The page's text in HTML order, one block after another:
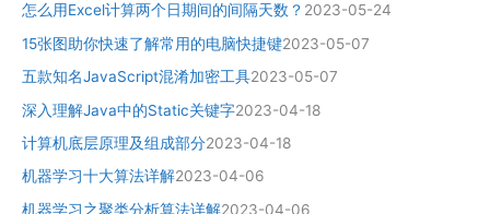
怎么用Excel计算两个日期间的间隔天数？ 2023-05-24
15张图助你快速了解常用的电脑快捷键2023-05-07
五款知名JavaScript混淆加密工具2023-05-07
深入理解Java中的Static关键字2023-04-18
计算机底层原理及组成部分2023-04-18
机器学习十大算法详解2023-04-06
机器学习之聚类分析算法详解2023-04-06